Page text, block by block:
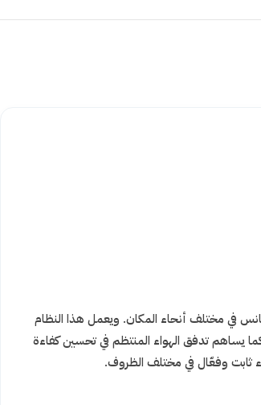
في مختلف أنحاء المكان. ويعمل هذا النظام
يساهم تدفق الهواء المنتظم في تحسين كفاءة
ثابت وفعّال في مختلف الظروف.